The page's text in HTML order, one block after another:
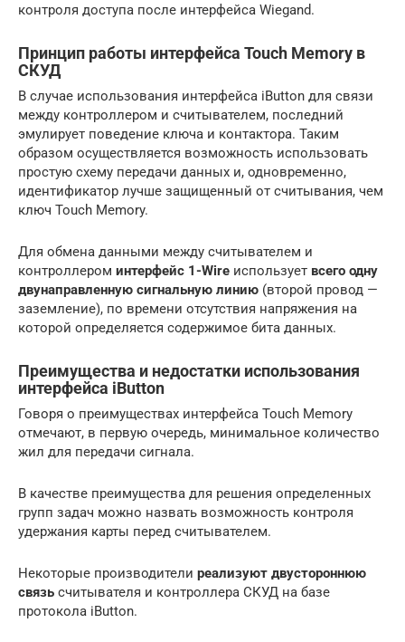
контроля доступа после интерфейса Wiegand.
Принцип работы интерфейса Touch Memory в
СКУД
В случае использования интерфейса iButton для связи
между контроллером и считывателем, последний
эмулирует поведение ключа и контактора. Таким
образом осуществляется возможность использовать
простую схему передачи данных и, одновременно,
идентификатор лучше защищенный от считывания, чем
ключ Touch Memory.
Для обмена данными между считывателем и
контроллером интерфейс 1-Wire использует всего одну
двунаправленную сигнальную линию (второй провод —
заземление), по времени отсутствия напряжения на
которой определяется содержимое бита данных.
Преимущества и недостатки использования
интерфейса iButton
Говоря о преимуществах интерфейса Touch Memory
отмечают, в первую очередь, минимальное количество
жил для передачи сигнала.
В качестве преимущества для решения определенных
групп задач можно назвать возможность контроля
удержания карты перед считывателем.
Некоторые производители реализуют двустороннюю
связь считывателя и контроллера СКУД на базе
протокола iButton.